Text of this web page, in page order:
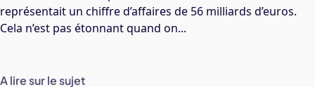
représentait un chiffre d’affaires de 56 milliards d’euros.
Cela n’est pas étonnant quand on...
A lire sur le sujet